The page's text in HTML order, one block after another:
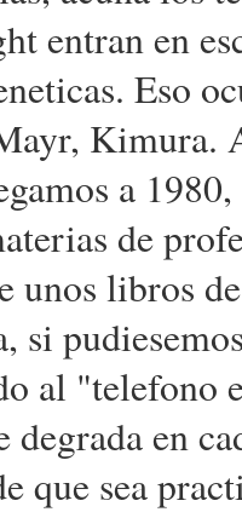
entran en
Eso
Kimura.
a
de
unos libros
si
al "telefono
en
que sea